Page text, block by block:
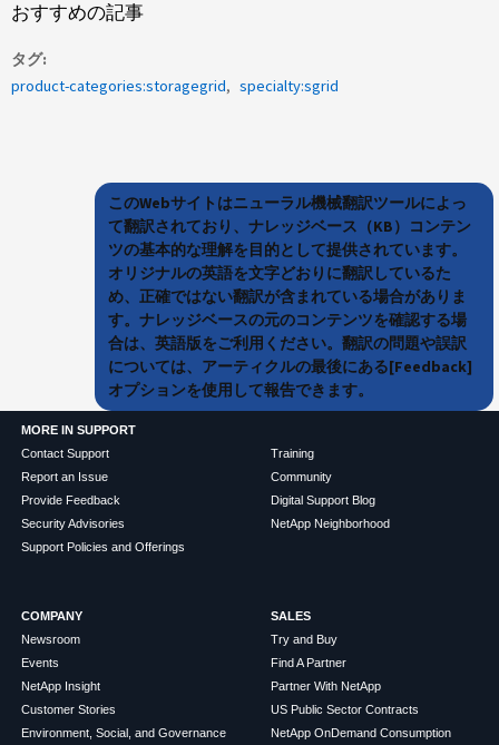
おすすめの記事
タグ
product-categories:storagegrid
specialty:sgrid
このWebサイトはニューラル機械翻訳ツールによっ
て翻訳されており、ナレッジベース（KB）コンテン
ツの基本的な理解を目的として提供されています。
オリジナルの英語を文字どおりに翻訳しているた
め、正確ではない翻訳が含まれている場合がありま
す。ナレッジベースの元のコンテンツを確認する場
合は、英語版をご利用ください。翻訳の問題や誤訳
については、アーティクルの最後にある[Feedback]
オプションを使用して報告できます。
MORE IN SUPPORT
Contact Support
Report an Issue
Provide Feedback
Security Advisories
Support Policies and Offerings
Training
Community
Digital Support Blog
NetApp Neighborhood
COMPANY
Newsroom
Events
NetApp Insight
Customer Stories
Environment, Social, and Governance
SALES
Try and Buy
Find A Partner
Partner With NetApp
US Public Sector Contracts
NetApp OnDemand Consumption